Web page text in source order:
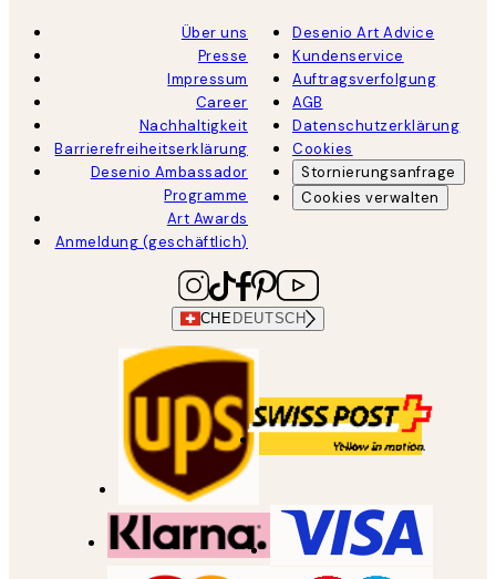
Über uns
Presse
Impressum
Career
Nachhaltigkeit
Barrierefreiheitserklärung
Desenio Ambassador
Programme
Art Awards
Anmeldung (geschäftlich)
Desenio Art Advice
Kundenservice
Auftragsverfolgung
AGB
Datenschutzerklärung
Cookies
Stornierungsanfrage
Cookies verwalten
CHE DEUTSCH